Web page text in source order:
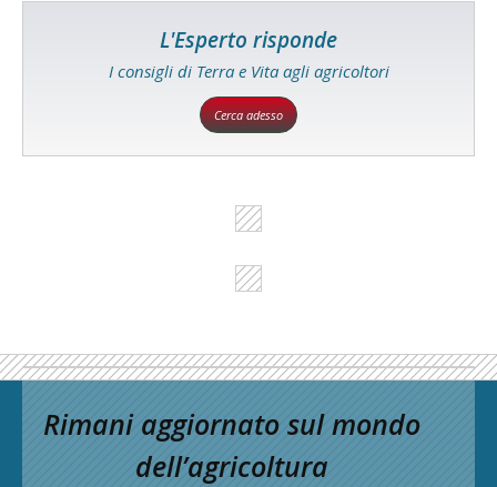
L'Esperto risponde
I consigli di Terra e Vita agli agricoltori
Cerca adesso
Rimani aggiornato sul mondo
dell’agricoltura